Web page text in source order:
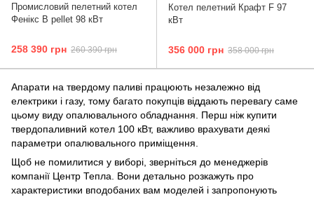
Промисловий пелетний котел
Фенікс B pellet 98 кВт
258 390 грн 260 390 грн
Котел пелетний Крафт F 97
кВт
356 000 грн 358 000 грн
Апарати на твердому паливі працюють незалежно від
електрики і газу, тому багато покупців віддають перевагу саме
цьому виду опалювального обладнання. Перш ніж купити
твердопаливний котел 100 кВт, важливо врахувати деякі
параметри опалювального приміщення.
Щоб не помилитися у виборі, зверніться до менеджерів
компанії Центр Тепла. Вони детально розкажуть про
характеристики вподобаних вам моделей і запропонують